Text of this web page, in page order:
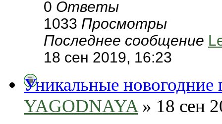
0 Ответы
1033 Просмотры
Последнее сообщение
18 сен 2019, 16:23
Уникальные
YAGODNAYA» 18 сен